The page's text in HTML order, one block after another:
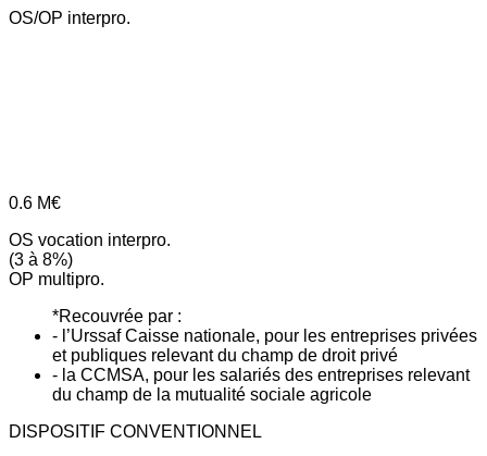
OS/OP interpro.
0.6 M€
OS vocation interpro.
(3 à 8%)
OP multipro.
*Recouvrée par :
- l’Urssaf Caisse nationale, pour les entreprises privées
et publiques relevant du champ de droit privé
- la CCMSA, pour les salariés des entreprises relevant
du champ de la mutualité sociale agricole
DISPOSITIF CONVENTIONNEL